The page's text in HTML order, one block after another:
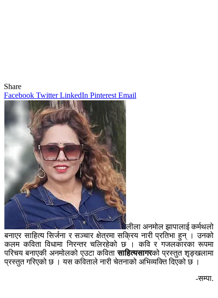
Share
Facebook Twitter LinkedIn Pinterest Email
लीला अनमोल झापालाई कर्मथलो
बनाएर साहित्य सिर्जना र सञ्चार क्षेत्रमा सक्रिय नारी प्रतिभा हुन् । उनको
कलम कविता विधामा निरन्तर चलिरहेको छ । कवि र गजलकारका रूपमा
परिचय बनाएकी अनमोलको एउटा कवितासाहित्यसागरको प्रस्तुत शृङ्खलामा
प्रस्तुत गरिएको छ । यस कविताले नारी चेतनाको अभिव्यक्ति दिएको छ ।
-सम्पा.